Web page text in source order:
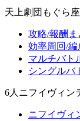
天上劇団もぐら
攻略/報酬ま
効率周回/
マルチバト
シングルバ
6人ニフイヴィン
ニフイヴィ